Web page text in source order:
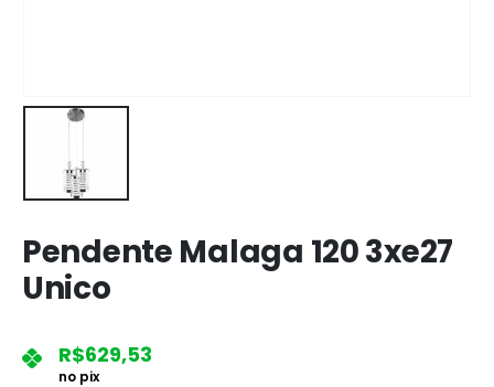
Pendente Malaga 120 3xe27
Unico
R$629,53
no pix